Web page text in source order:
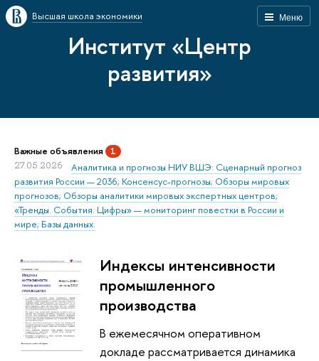
Меню
Высшая школа экономики
Институт «Центр
развития»
Важные объявления 1
27.05.2026
Аналитика и прогнозы НИУ ВШЭ: Сценарный прогноз
развития России — 2036; Консенсус-прогнозы; Обзоры мировых
прогнозов; Обзоры аналитики мировых экспертных центров;
«Тренды. События. Цифры» — мониторинг повестки в России и
мире; Базы данных.
Индексы интенсивности
промышленного
производства
В ежемесячном оперативном
докладе рассматривается динамика